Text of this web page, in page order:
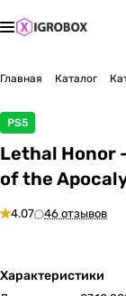
Главная Каталог
PS5
Lethal Honor
of the
4.07 46 отзывов
Характеристики